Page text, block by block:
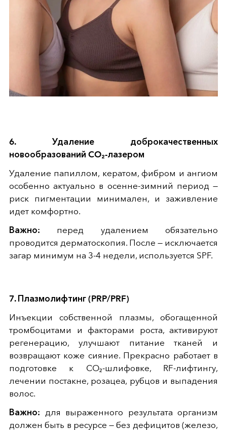
6. Удаление доброкачественных
новообразований CO₂-лазером
Удаление папиллом, кератом, фибром и ангиом
особенно актуально в осенне-зимний период —
риск пигментации минимален, и заживление
идет комфортно.
Важно: перед удалением обязательно
проводится дерматоскопия. После — исключается
загар минимум на 3-4 недели, используется SPF.
7. Плазмолифтинг (PRP/PRF)
Инъекции собственной плазмы, обогащенной
тромбоцитами и факторами роста, активируют
регенерацию, улучшают питание тканей и
возвращают коже сияние. Прекрасно работает в
подготовке к CO₂-шлифовке, RF-лифтингу,
лечении постакне, розацеа, рубцов и выпадения
волос.
Важно: для выраженного результата организм
должен быть в ресурсе — без дефицитов (железо,